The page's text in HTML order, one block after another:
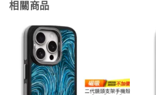
相關商品